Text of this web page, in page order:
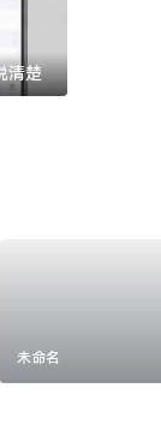
清楚
未命名